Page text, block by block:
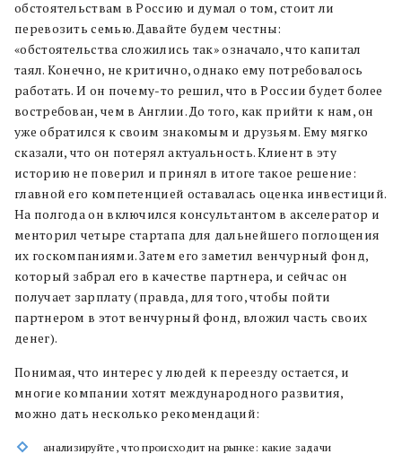
обстоятельствам в Россию и думал о том, стоит ли
перевозить семью. Давайте будем честны:
«обстоятельства сложились так» означало, что капитал
таял. Конечно, не критично, однако ему потребовалось
работать. И он почему-то решил, что в России будет более
востребован, чем в Англии. До того, как прийти к нам, он
уже обратился к своим знакомым и друзьям. Ему мягко
сказали, что он потерял актуальность. Клиент в эту
историю не поверил и принял в итоге такое решение:
главной его компетенцией оставалась оценка инвестиций.
На полгода он включился консультантом в акселератор и
менторил четыре стартапа для дальнейшего поглощения
их госкомпаниями. Затем его заметил венчурный фонд,
который забрал его в качестве партнера, и сейчас он
получает зарплату (правда, для того, чтобы пойти
партнером в этот венчурный фонд, вложил часть своих
денег).
Понимая, что интерес у людей к переезду остается, и
многие компании хотят международного развития,
можно дать несколько рекомендаций:
анализируйте, что происходит на рынке: какие задачи